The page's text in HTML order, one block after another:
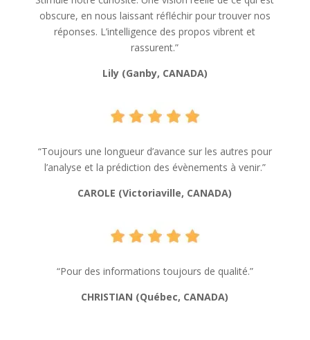
obscure, en nous laissant réfléchir pour trouver nos
réponses. L’intelligence des propos vibrent et
rassurent.”
Lily (Ganby, CANADA)
“Toujours une longueur d’avance sur les autres pour
l’analyse et la prédiction des évènements à venir.”
CAROLE (Victoriaville, CANADA)
“Pour des informations toujours de qualité.”
CHRISTIAN (Québec, CANADA)